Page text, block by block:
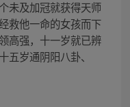
未及加冠就获得天师
救他一命的女孩而下
高强，十一岁就已辨
岁通阴阳八卦、